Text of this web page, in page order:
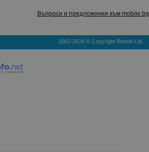
Въпроси и предложения към mobile.bg
2002-2026 ® Copyright Rezon Ltd.